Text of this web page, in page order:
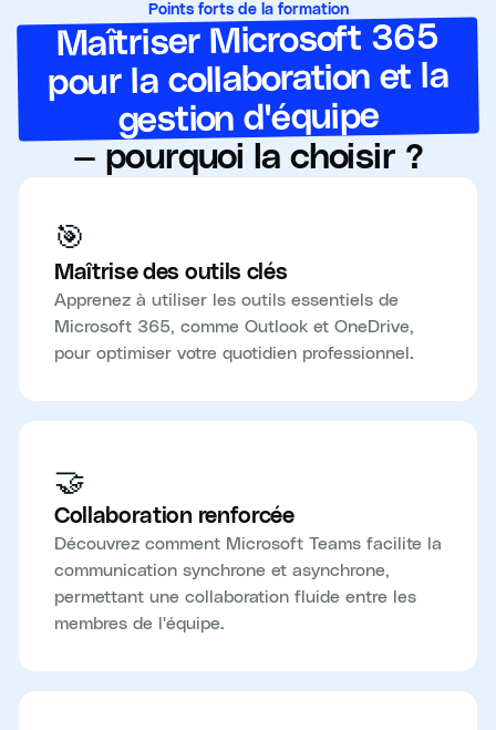
Points forts de la formation
Maîtriser Microsoft 365
pour la collaboration et la
gestion d'équipe
— pourquoi la choisir ?
🎯
Maîtrise des outils clés
Apprenez à utiliser les outils essentiels de
Microsoft 365, comme Outlook et OneDrive,
pour optimiser votre quotidien professionnel.
🤝
Collaboration renforcée
Découvrez comment Microsoft Teams facilite la
communication synchrone et asynchrone,
permettant une collaboration fluide entre les
membres de l'équipe.